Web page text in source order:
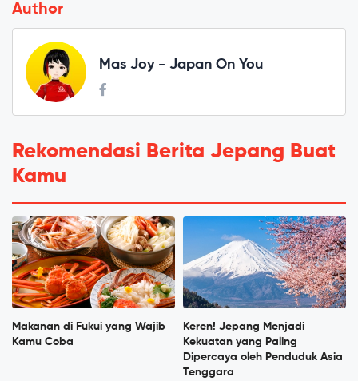
Author
Mas Joy - Japan On You
Rekomendasi Berita Jepang Buat
Kamu
Makanan di Fukui yang Wajib
Kamu Coba
Keren! Jepang Menjadi
Kekuatan yang Paling
Dipercaya oleh Penduduk Asia
Tenggara